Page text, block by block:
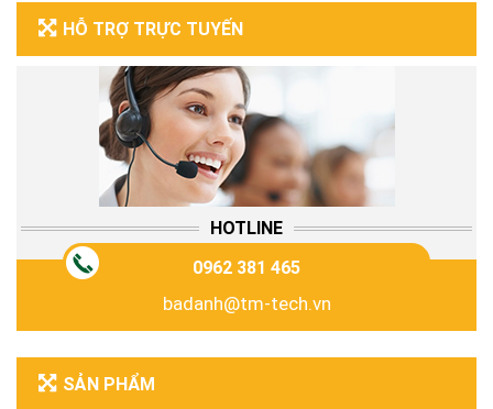
HỖ TRỢ TRỰC TUYẾN
HOTLINE
0962 381 465
badanh@tm-tech.vn
SẢN PHẨM